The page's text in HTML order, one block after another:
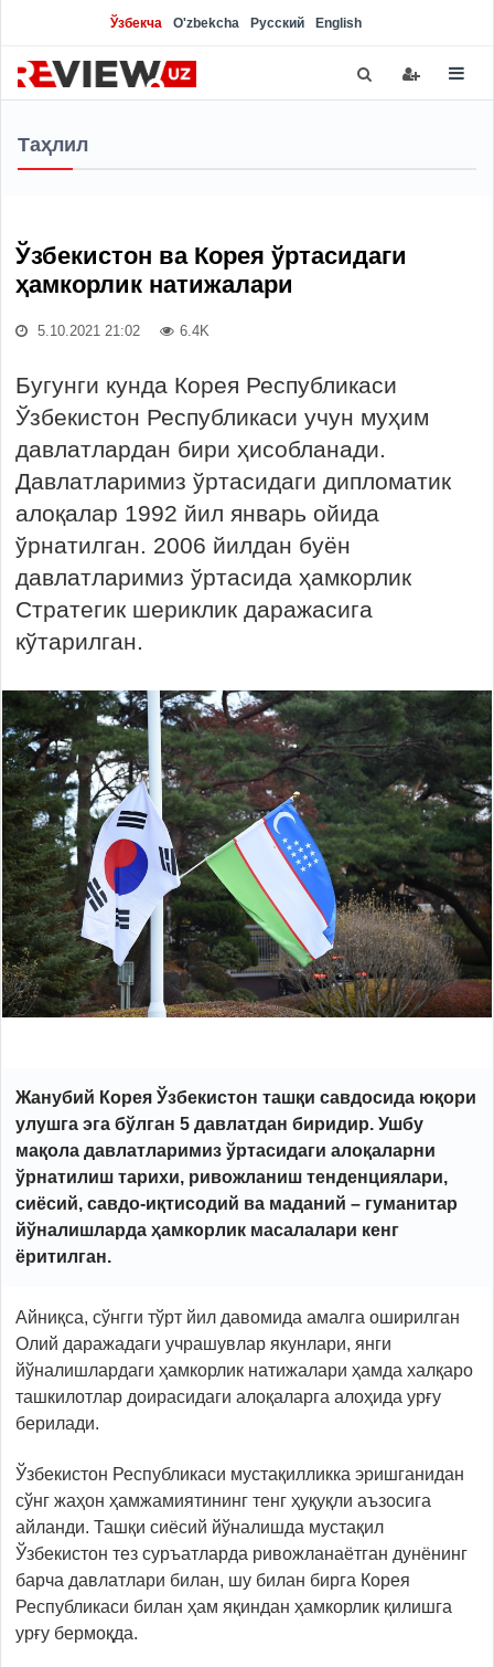
Ўзбекча O'zbekcha Русский English
Таҳлил
Ўзбекистон ва Корея ўртасидаги
ҳамкорлик натижалари
5.10.2021 21:02 6.4K
Бугунги кунда Корея Республикаси
Ўзбекистон Республикаси учун муҳим
давлатлардан бири ҳисобланади.
Давлатларимиз ўртасидаги дипломатик
алоқалар 1992 йил январь ойида
ўрнатилган. 2006 йилдан буён
давлатларимиз ўртасида ҳамкорлик
Стратегик шериклик даражасига
кўтарилган.
Жанубий Корея Ўзбекистон ташқи савдосида юқори
улушга эга бўлган 5 давлатдан биридир. Ушбу
мақола давлатларимиз ўртасидаги алоқаларни
ўрнатилиш тарихи, ривожланиш тенденциялари,
сиёсий, савдо-иқтисодий ва маданий – гуманитар
йўналишларда ҳамкорлик масалалари кенг
ёритилган.
Айниқса, сўнгги тўрт йил давомида амалга оширилган
Олий даражадаги учрашувлар якунлари, янги
йўналишлардаги ҳамкорлик натижалари ҳамда халқаро
ташкилотлар доирасидаги алоқаларга алоҳида урғу
берилади.
Ўзбекистон Республикаси мустақилликка эришганидан
сўнг жаҳон ҳамжамиятининг тенг ҳуқуқли аъзосига
айланди. Ташқи сиёсий йўналишда мустақил
Ўзбекистон тез суръатларда ривожланаётган дунёнинг
барча давлатлари билан, шу билан бирга Корея
Республикаси билан ҳам яқиндан ҳамкорлик қилишга
урғу бермоқда.